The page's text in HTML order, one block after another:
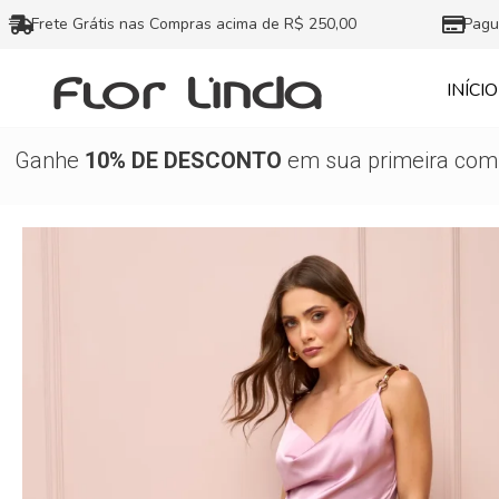
Ir
para
conteúdo
Frete Grátis nas Compras acima de R$ 250,00
INÍCIO
Ganhe 10% DE DESCONTO em sua primeira